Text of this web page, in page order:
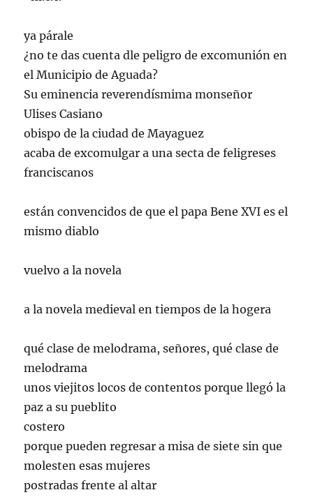
ya párale
¿no te das cuenta dle peligro de excomunión en
el Municipio de Aguada?
Su eminencia reverendísmima monseñor
Ulises Casiano
obispo de la ciudad de Mayaguez
acaba de excomulgar a una secta de feligreses
franciscanos
están convencidos de que el papa Bene XVI es el
mismo diablo
vuelvo a la novela
a la novela medieval en tiempos de la hogera
qué clase de melodrama, señores, qué clase de
melodrama
unos viejitos locos de contentos porque llegó la
paz a su pueblito
costero
porque pueden regresar a misa de siete sin que
molesten esas mujeres
postradas frente al altar